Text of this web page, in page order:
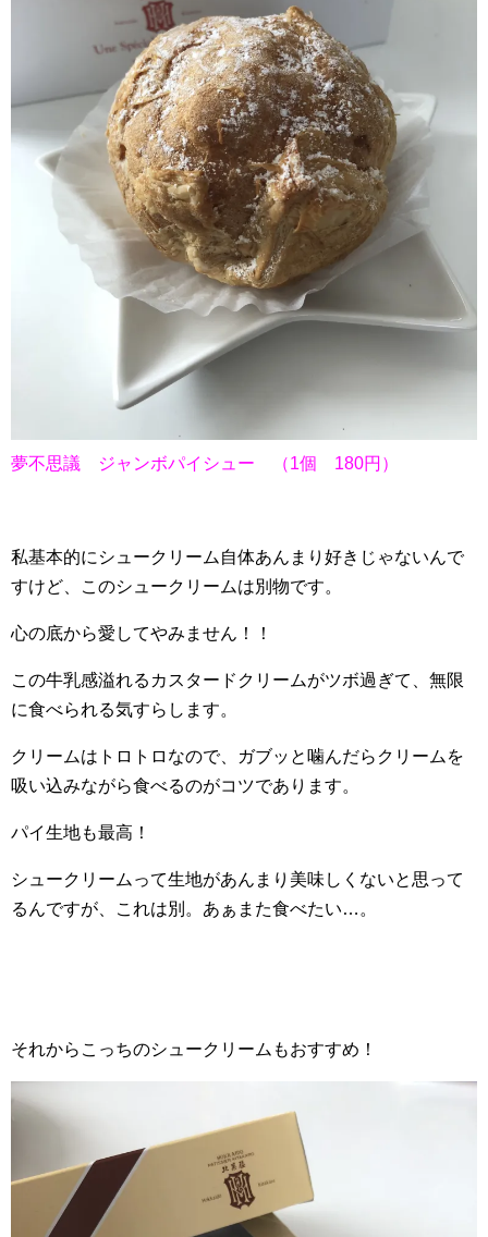
夢不思議 ジャンボパイシュー （1個 180円）
私基本的にシュークリーム自体あんまり好きじゃないんで
すけど、このシュークリームは別物です。
心の底から愛してやみません！！
この牛乳感溢れるカスタードクリームがツボ過ぎて、無限
に食べられる気すらします。
クリームはトロトロなので、ガブッと噛んだらクリームを
吸い込みながら食べるのがコツであります。
パイ生地も最高！
シュークリームって生地があんまり美味しくないと思って
るんですが、これは別。あぁまた食べたい…。
それからこっちのシュークリームもおすすめ！